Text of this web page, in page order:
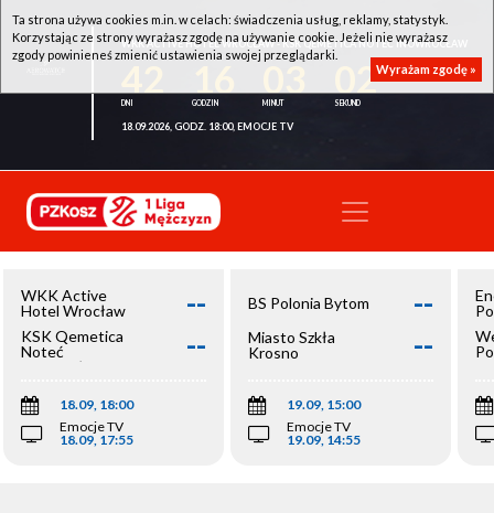
WKK ACTIVE HOTEL WROCŁAW - KSK QEMETICA NOTEĆ INOWROCŁAW
02
18.09.2026, GODZ. 18:00, EMOCJE TV
WKK Active
Hotel Wrocław
--
KSK Qemetica
Noteć
Inowrocław
--
18.09, 18:00
Emocje TV
18.09, 17:55
BS Polonia Bytom --
Miasto Szkła
Krosno
--
19.09, 15:00
Emocje TV
19.09, 14:55
Ta strona używa cookies m.in. w celach: świadczenia usług, reklamy, statystyk.
Korzystając ze strony wyrażasz zgodę na używanie cookie. Jeżeli nie wyrażasz
zgody powinieneś zmienić ustawienia swojej przeglądarki.
Wyrażam zgodę »